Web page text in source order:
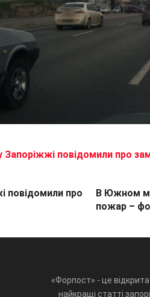
Запоріжжі повідомили про
повідомили про
В Южном
пожар –
«Форпост» - це
найкращі статті